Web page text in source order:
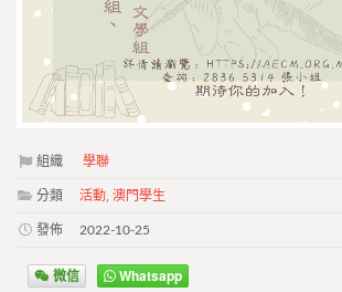
組織 學聯
分類 活動 澳門學生
發佈 2022-10-25
微信 Whatsapp